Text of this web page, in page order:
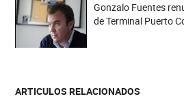
Gonzalo Fuentes
de Terminal Puerto
ARTICULOS RELACIONADOS